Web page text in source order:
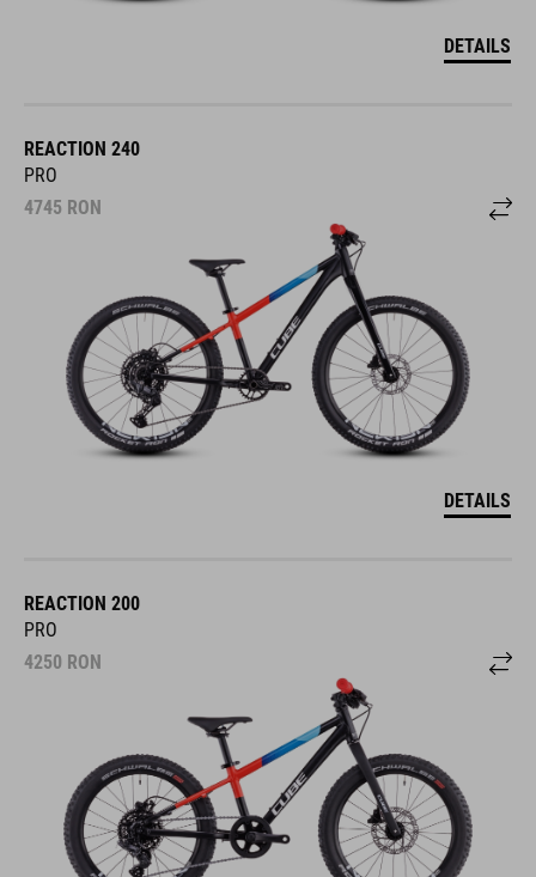
DETAILS
REACTION 240
PRO
4745 RON
DETAILS
REACTION 200
PRO
4250 RON